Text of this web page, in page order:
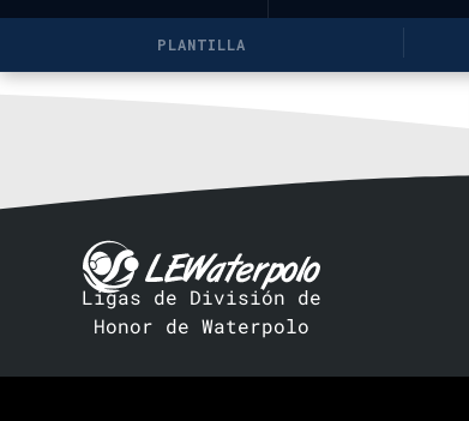
PLANTILLA
Ligas de División de
Honor de Waterpolo